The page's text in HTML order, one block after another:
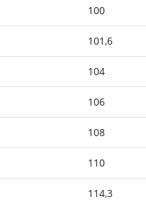
100
101,6
104
106
108
110
114,3